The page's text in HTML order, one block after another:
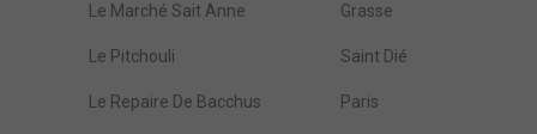
Le Marché Sait Anne Grasse
Le Pitchouli Saint Dié
Le Repaire De Bacchus Paris